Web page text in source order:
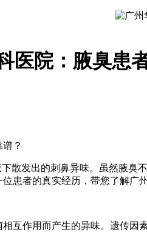
医院：腋臭患
？
散发出的刺鼻异味。虽然腋
患者的真实经历，带您了解广
互作用而产生的异味。遗传